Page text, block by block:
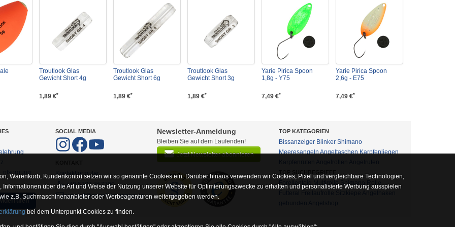
Troutlook Glas
Gewicht Short 4g
1,89 €*
Troutlook Glas
Gewicht Short 6g
1,89 €*
Troutlook Glas
Gewicht Short 3g
1,89 €*
Yarie Pirica Spoon
1,8g - Y75
7,49 €*
Yarie Pirica Spoon
2,6g - E75
7,49 €*
SOCIAL MEDIA
Kontaktformular
+49 5273 367790
support@angel-domaene.de
Newsletter-Anmeldung
Bleiben Sie auf dem Laufenden!
Jetzt Newsletter abonnieren
TOP KATEGORIEN
Bissanzeiger Blinker Shimano
MeeresangelnAngeltaschen Karpfenliegen
Forellenteig Multirolle
Shimano Rolle
Warenkorb, Kundenkonto) setzen wir so genannte Cookies ein. Darüber hinaus verwenden wir Cookies, Pixel und vergleichbare Technologien,
über die Art und Weise der Nutzung unserer Website für Optimierungszwecke zu erhalten und personalisierte Werbung ausspielen
z.B. Suchmaschinenanbieter oder Werbeagenturen weitergegeben werden.
bei dem Unterpunkt Cookies zu finden.